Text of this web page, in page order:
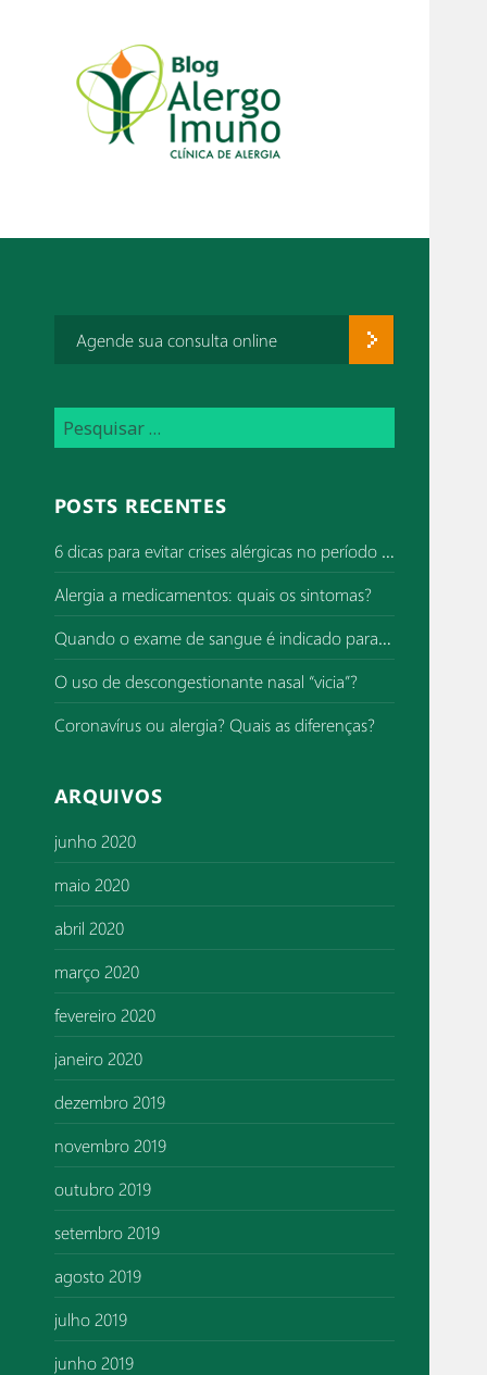
Agende sua consulta online
e
q
i
s
a
r
p
o
r
:
POSTS RECENTES
6 dicas para evitar crises alérgicas no período de superlotação de hospitais
Alergia a medicamentos: quais os sintomas?
Quando o exame de sangue é indicado para investigar alergia?
O uso de descongestionante nasal “vicia”?
Coronavírus ou alergia? Quais as diferenças?
ARQUIVOS
junho 2020
maio 2020
abril 2020
março 2020
fevereiro 2020
janeiro 2020
dezembro 2019
novembro 2019
outubro 2019
setembro 2019
agosto 2019
julho 2019
junho 2019